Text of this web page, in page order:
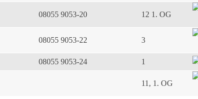
08055 9053-20 12 1. OG
08055 9053-22 3
08055 9053-24 1
11, 1. OG